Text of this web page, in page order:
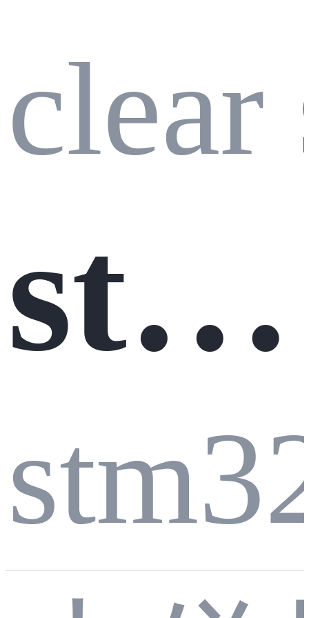
clear
stm
32